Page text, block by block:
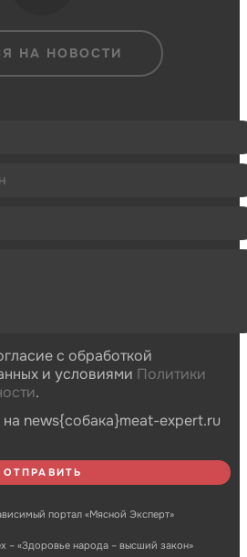
НА НОВОСТИ
с обработкой
и условиями Политики
.
news{собака}meat-expert.ru
портал «Мясной Эксперт»
– «Здоровье народа – высший закон»